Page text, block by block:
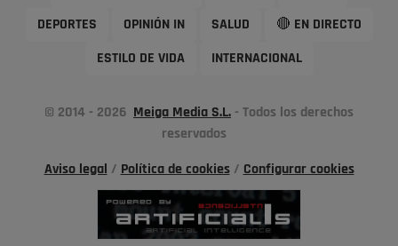
DEPORTES OPINIÓN IN SALUD 🔴 EN DIRECTO
ESTILO DE VIDA INTERNACIONAL
© 2014 - 2026 Meiga Media S.L. - Todos los derechos
reservados
Aviso legal / Política de cookies/ Configurar cookies